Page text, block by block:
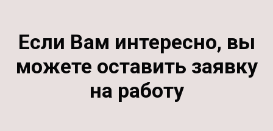
Если Вам интересно, вы
можете оставить заявку
на работу